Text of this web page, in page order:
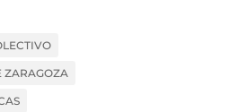
ZARAGOZA